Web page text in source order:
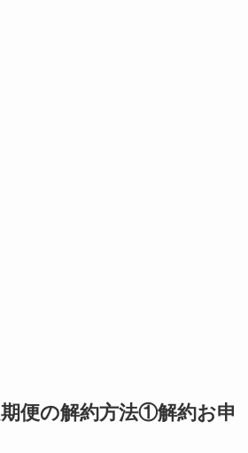
便の解約方法①解約お申